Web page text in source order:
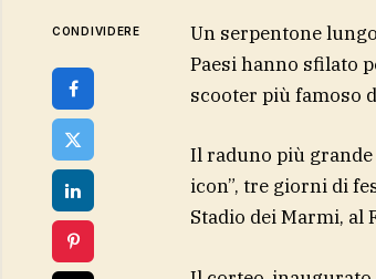
CONDIVIDERE
Un serpentone
Paesi hanno sfilato
scooter più famoso
Il raduno più grande
icon”, tre giorni di
Stadio dei Marmi, al